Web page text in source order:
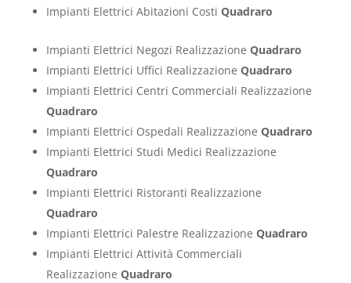
Impianti Elettrici Abitazioni Costi Quadraro
Impianti Elettrici Negozi Realizzazione Quadraro
Impianti Elettrici Uffici Realizzazione Quadraro
Impianti Elettrici Centri Commerciali Realizzazione
Quadraro
Impianti Elettrici Ospedali Realizzazione Quadraro
Impianti Elettrici Studi Medici Realizzazione
Quadraro
Impianti Elettrici Ristoranti Realizzazione
Quadraro
Impianti Elettrici Palestre Realizzazione Quadraro
Impianti Elettrici Attività Commerciali
Realizzazione Quadraro